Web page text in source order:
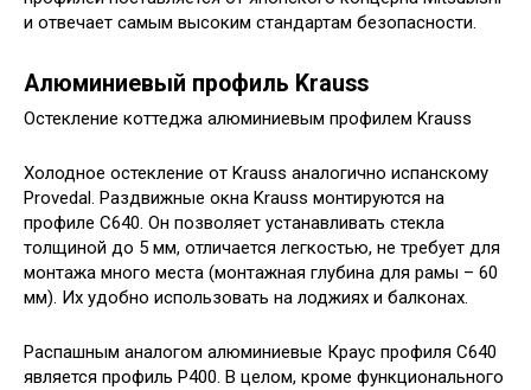
и отвечает самым высоким стандартам безопасности.
Алюминиевый профиль Krauss
Остекление коттеджа алюминиевым профилем Krauss
Холодное остекление от Krauss аналогично испанскому
Provedal. Раздвижные окна Krauss монтируются на
профиле C640. Он позволяет устанавливать стекла
толщиной до 5 мм, отличается легкостью, не требует для
монтажа много места (монтажная глубина для рамы – 60
мм). Их удобно использовать на лоджиях и балконах.
Распашным аналогом алюминиевые Краус профиля C640
является профиль P400. В целом, кроме функционального